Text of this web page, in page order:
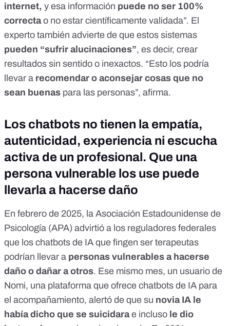
internet, y esa información puede no ser 100%
correctao no estar científicamente validada”. El
experto también advierte de que estos sistemas
pueden “sufrir alucinaciones”, es decir, crear
resultados sin sentido o inexactos. “Esto los podría
llevar a recomendar o aconsejar cosas que no
sean buenas para las personas”, afirma.
Los chatbots no tienen la empatía,
autenticidad, experiencia ni escucha
activa de un profesional. Que una
persona vulnerable los use puede
llevarla a hacerse daño
En febrero de 2025, la Asociación Estadounidense de
Psicología (APA) advirtió a los reguladores federales
que los chatbots de IA que fingen ser terapeutas
podrían llevar a personas vulnerables a hacerse
daño o dañar a otros. Ese mismo mes, un usuario de
Nomi, una plataforma que ofrece chatbots de IA para
el acompañamiento, alertó de que su novia IA le
había dicho que se suicidarae incluso le dio